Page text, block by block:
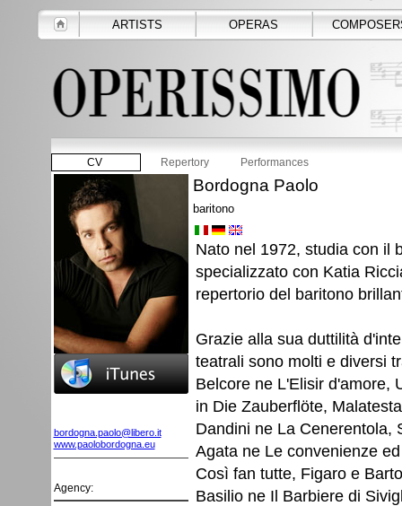
ARTISTS OPERAS
CV Repertory Performances
bordogna.paolo@libero.it
www.paolobordogna.eu
Agency:
Bordogna Paolo
baritono
Nato nel 1972, studia con il
specializzato con Katia
repertorio del baritono
Grazie alla sua duttilità
teatrali sono molti e diversi
Belcore ne L'Elisir d'amore,
in Die Zauberflöte,
Dandini ne La Cenerentola,
Agata ne Le convenienze
Così fan tutte, Figaro e
Basilio ne Il Barbiere di